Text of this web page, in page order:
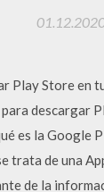
Play Store en
descargar
es la Google
trata de una
de la